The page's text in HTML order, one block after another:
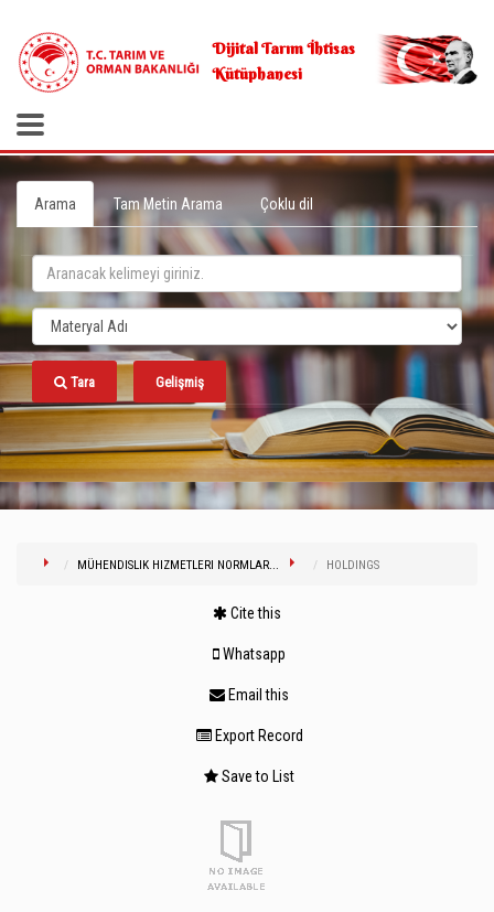
Dijital Tarım İhtisas
Kütüphanesi
Arama Tam Metin Arama Çoklu dil
Tara Gelişmiş
MÜHENDISLIK HIZMETLERI NORMLAR... HOLDINGS
Cite this
Whatsapp
Email this
Export Record
Save to List